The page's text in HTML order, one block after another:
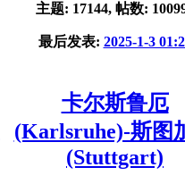
主题: 17144, 帖数:
最后发表: 2025-1-3
卡尔斯鲁厄
(Karlsruhe)-斯图
(Stuttgart)